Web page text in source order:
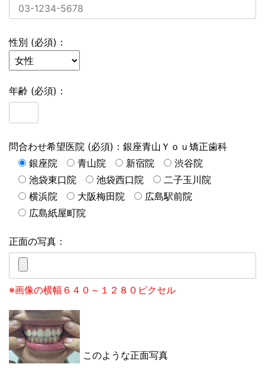
性別 (必須)：
年齢 (必須)：
問合わせ希望医院 (必須)：銀座青山Ｙｏｕ矯正歯科
銀座院
青山院 新宿院
渋谷院
池袋東口院
池袋西口院
二子玉川院
横浜院
大阪梅田院
広島駅前院
広島紙屋町院
正面の写真：
※画像の横幅６４０～１２８０ピクセル
このような正面写真